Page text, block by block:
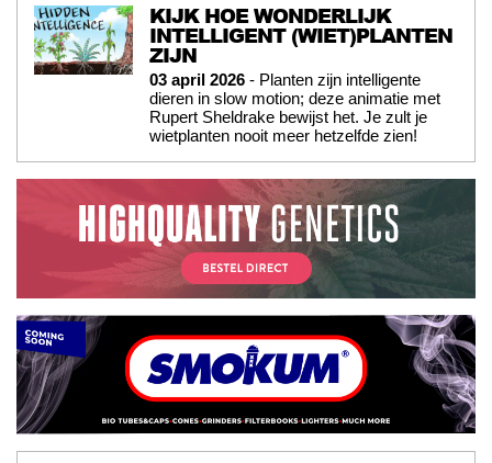
KIJK HOE WONDERLIJK
INTELLIGENT (WIET)PLANTEN
ZIJN
03 april 2026 - Planten zijn intelligente
dieren in slow motion; deze animatie met
Rupert Sheldrake bewijst het. Je zult je
wietplanten nooit meer hetzelfde zien!